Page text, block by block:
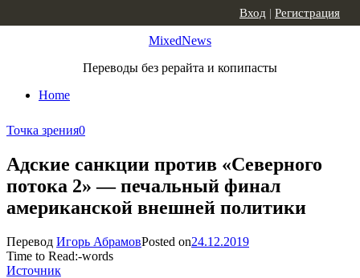
MixedNews
Переводы без рерайта и копипасты
Home
Вход | Регистрация
Точка зрения0
Адские санкции против «Северного
потока 2» — печальный финал
американской внешней политики
Перевод Игорь АбрамовPosted on24.12.2019
Time to Read:-words
Источник